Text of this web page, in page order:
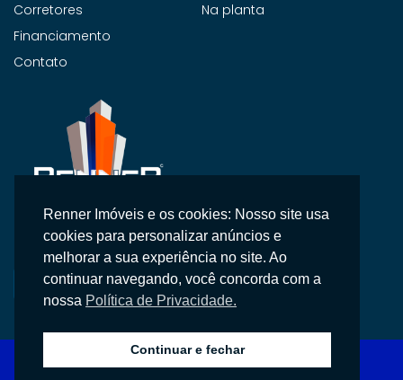
Na Renner Imobiliária, não vendemos apenas imóveis,
entregamos segurança, confiança e um atendimento
personalizado.
Corretores
Financiamento
Contato
Na planta
Renner Imóveis e os cookies: Nosso site usa
cookies para personalizar anúncios e
melhorar a sua experiência no site. Ao
continuar navegando, você concorda com a
nossa Política de Privacidade.
Continuar e fechar